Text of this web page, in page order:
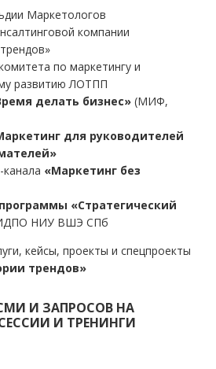
Маркетологов
компании
по маркетингу и
развитию ЛОТПП
делать бизнес» (МИФ,
для руководителей
«Маркетинг без
программы «Стратегический
НИУ ВШЭ СПб
кейсы, проекты и спецпроекты
трендов»
И ЗАПРОСОВ НА
И ТРЕНИНГИ